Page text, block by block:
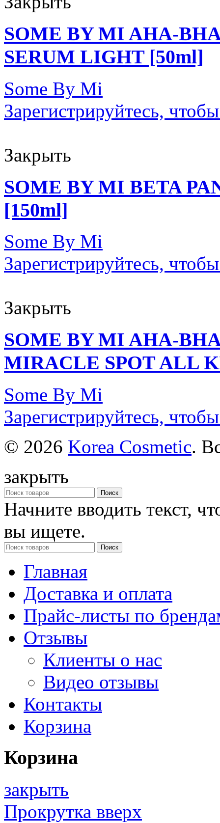
SOME BY MI AHA-
SERUM LIGHT [50ml]
Some By Mi
Зарегистрируйтесь,
Закрыть
SOME BY MI BETA
[150ml]
Some By Mi
Зарегистрируйтесь,
Закрыть
SOME BY MI AHA-
MIRACLE SPOT ALL
Some By Mi
Зарегистрируйтесь,
© 2026 Korea Cosmetic.
закрыть
Поиск
Начните вводить текст,
вы ищете.
Поиск
Главная
Доставка и оплата
Прайс-листы по
Отзывы
Клиенты о нас
Видео отзывы
Контакты
Корзина
Корзина
закрыть
Прокрутка вверх